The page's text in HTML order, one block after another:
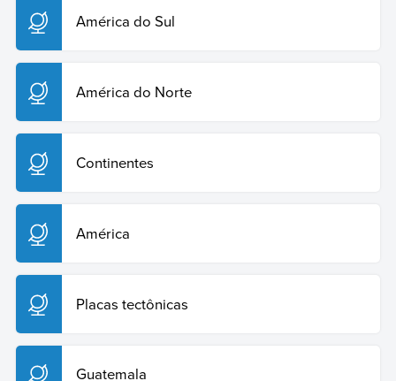
América do Sul
América do Norte
Continentes
América
Placas tectônicas
Guatemala